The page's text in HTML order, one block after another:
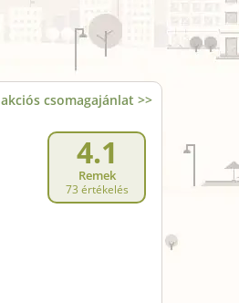
csomagajánlat >>
4.1
Remek
73 értékelés